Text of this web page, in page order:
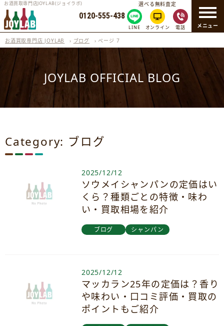
メニュー
お酒買取専門店JOYLAB(ジョイラボ)
0120-555-438
選べる無料査定
LINE オンライン 電話
お酒買取専門店 JOYLAB › ブログ ›ページ 7
JOYLAB OFFICIAL BLOG
Category: ブログ
2025/12/12
ソウメイシャンパンの定価はい
くら？種類ごとの特徴・味わ
い・買取相場を紹介
ブログ シャンパン
2025/12/12
マッカラン25年の定価は？香り
や味わい・口コミ評価・買取の
ポイントもご紹介